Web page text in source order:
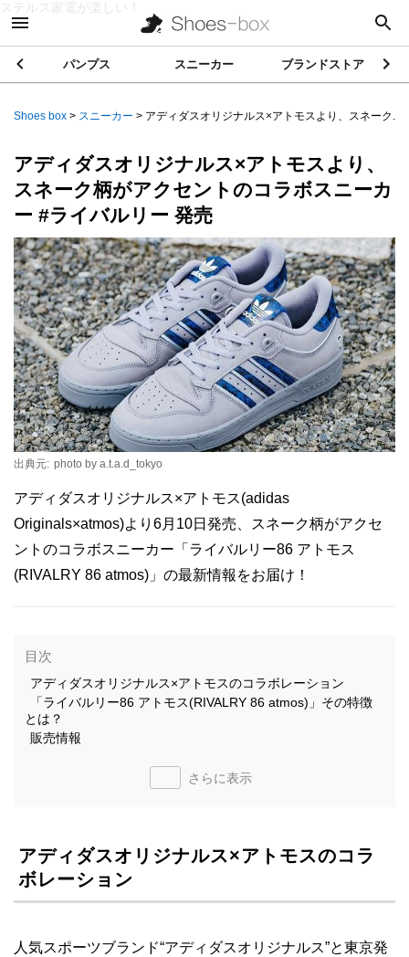
ステルス家電が楽しい！
パンプス スニーカー ブランドストア
Shoes box > スニーカー > アディダスオリジナルス×アトモスより、スネーク...
アディダスオリジナルス×アトモスより、
スネーク柄がアクセントのコラボスニーカ
ー #ライバルリー 発売
出典元: photo by a.t.a.d_tokyo
アディダスオリジナルス×アトモス(adidas
Originals×atmos)より6月10日発売、スネーク柄がアクセ
ントのコラボスニーカー「ライバルリー86 アトモス
(RIVALRY 86 atmos)」の最新情報をお届け！
目次
アディダスオリジナルス×アトモスのコラボレーション
「ライバルリー86 アトモス(RIVALRY 86 atmos)」その特徴
とは？
販売情報
さらに表示
アディダスオリジナルス×アトモスのコラ
ボレーション
人気スポーツブランド“アディダスオリジナルス”と東京発